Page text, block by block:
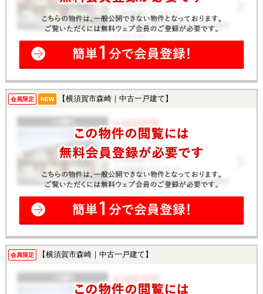
会員限定 NEW 【横須賀市森崎｜中古一戸建て】
会員限定 【横須賀市森崎｜中古一戸建て】